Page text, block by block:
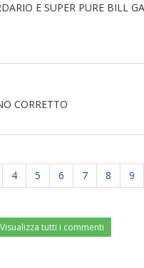
E SUPER PURE BILL
CORRETTO
4 5 6 7 8 9
Visualizza tutti i commenti